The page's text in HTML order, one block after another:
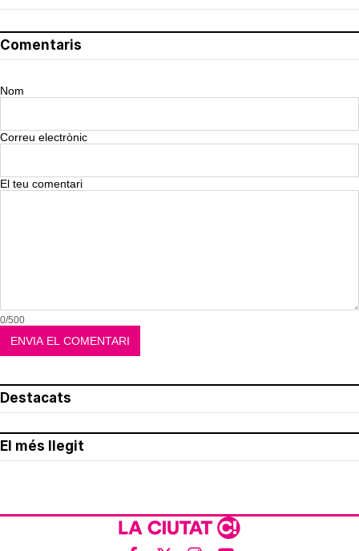
Comentaris
Nom
Correu electrònic
El teu comentari
0/500
Destacats
El més llegit